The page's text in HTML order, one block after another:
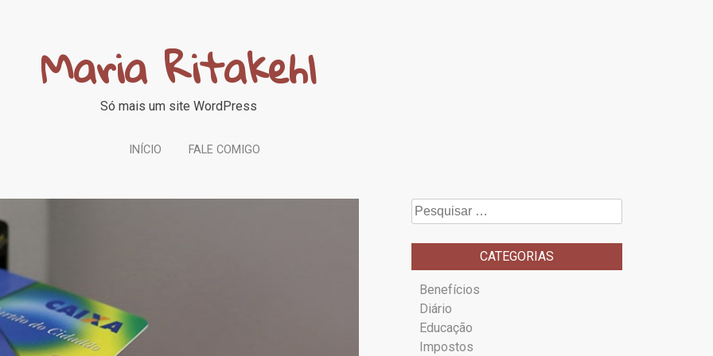
Maria Ritakehl
Só mais um site WordPress
INÍCIO FALE COMIGO
Pesquisar
por:
CATEGORIAS
Benefícios
Diário
Educação
Impostos